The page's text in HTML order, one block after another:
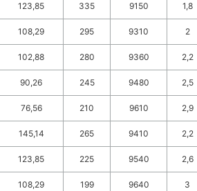
123,85 335 9150 1,8
108,29 295 9310 2
102,88 280 9360 2,2
90,26 245 9480 2,5
76,56 210 9610 2,9
145,14 265 9410 2,2
123,85 225 9540 2,6
108,29 199 9640 3